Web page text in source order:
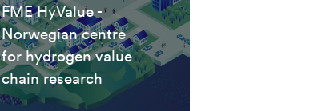
FME HyValue -
Norwegian centre
for hydrogen value
chain research